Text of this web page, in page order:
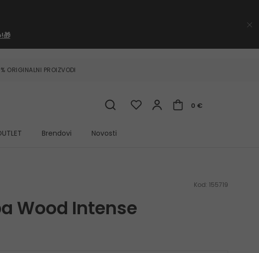
ORIGINALNI PROIZVODI
0 €
Brendovi Novosti
Kod: 155719
Wood Intense